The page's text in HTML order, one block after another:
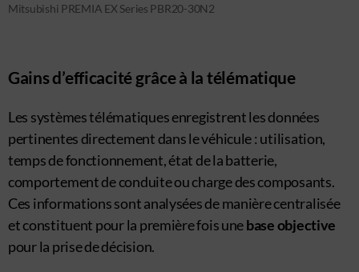
Mitsubishi PREMIA EX Series PBR20-30N2
Gains d’efficacité grâce à la télématique
Les systèmes télématiques enregistrent les données
pertinentes directement dans le véhicule : utilisation,
temps de fonctionnement, état de la batterie,
comportement de conduite ou charge des composants.
Ces informations sont analysées de manière centralisée
et constituent pour la première fois unebase objective
pour la prise de décision.